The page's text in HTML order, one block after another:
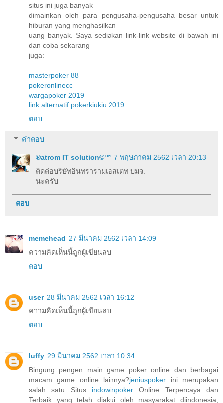
situs ini juga banyak
dimainkan oleh para pengusaha-pengusaha besar untuk
hiburan yang menghasilkan
uang banyak. Saya sediakan link-link website di bawah ini
dan coba sekarang
juga:
masterpoker 88
pokeronlinecc
wargapoker 2019
link alternatif pokerkiukiu 2019
ตอบ
คำตอบ
®atrom IT solution©™ 7 พฤษภาคม 2562 เวลา 20:13
ติดต่อบริษัทอินทรารามเอสเตท บมจ.
นะครับ
ตอบ
memehead 27 มีนาคม 2562 เวลา 14:09
ความคิดเห็นนี้ถูกผู้เขียนลบ
ตอบ
user 28 มีนาคม 2562 เวลา 16:12
ความคิดเห็นนี้ถูกผู้เขียนลบ
ตอบ
luffy 29 มีนาคม 2562 เวลา 10:34
Bingung pengen main game poker online dan berbagai
macam game online lainnya?jeniuspoker ini merupakan
salah satu Situs indowinpoker Online Terpercaya dan
Terbaik yang telah diakui oleh masyarakat diindonesia,